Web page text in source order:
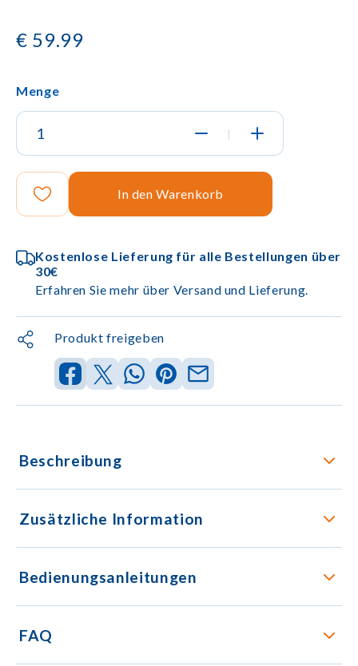
€ 59.99
Menge
|
In den Warenkorb
Kostenlose Lieferung für alle Bestellungen über
30€
Erfahren Sie mehr über Versand und Lieferung.
Produkt freigeben
Beschreibung
Zusätzliche Information
Bedienungsanleitungen
FAQ